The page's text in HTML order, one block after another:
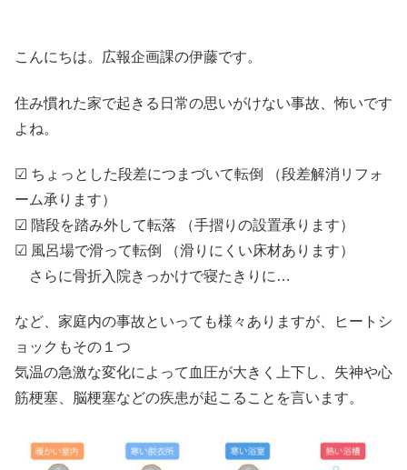
こんにちは。広報企画課の伊藤です。
住み慣れた家で起きる日常の思いがけない事故、怖いです
よね。
☑ ちょっとした段差につまづいて転倒 （段差解消リフォ
ーム承ります）
☑ 階段を踏み外して転落 （手摺りの設置承ります）
☑ 風呂場で滑って転倒 （滑りにくい床材あります）
さらに骨折入院きっかけで寝たきりに…
など、家庭内の事故といっても様々ありますが、ヒートシ
ョックもその１つ
気温の急激な変化によって血圧が大きく上下し、失神や心
筋梗塞、脳梗塞などの疾患が起こることを言います。